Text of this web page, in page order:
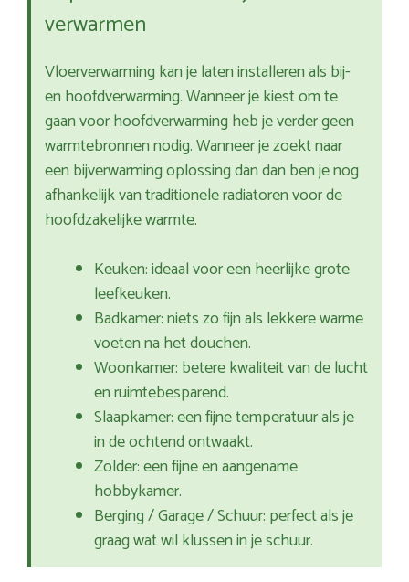
verwarmen
Vloerverwarming kan je laten installeren als bij-
en hoofdverwarming. Wanneer je kiest om te
gaan voor hoofdverwarming heb je verder geen
warmtebronnen nodig. Wanneer je zoekt naar
een bijverwarming oplossing dan dan ben je nog
afhankelijk van traditionele radiatoren voor de
hoofdzakelijke warmte.
Keuken: ideaal voor een heerlijke grote
leefkeuken.
Badkamer: niets zo fijn als lekkere warme
voeten na het douchen.
Woonkamer: betere kwaliteit van de lucht
en ruimtebesparend.
Slaapkamer: een fijne temperatuur als je
in de ochtend ontwaakt.
Zolder: een fijne en aangename
hobbykamer.
Berging / Garage / Schuur: perfect als je
graag wat wil klussen in je schuur.